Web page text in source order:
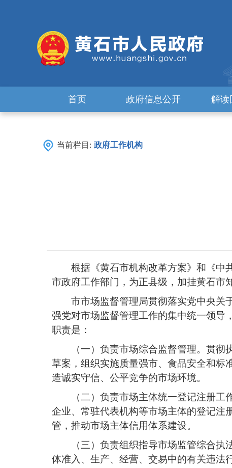
首页 政府信息公开 解读
当前栏目: 政府工作机构
根据《黄石市机构改革方案》和《中
市政府工作部门，为正县级，加挂黄石市
市市场监督管理局贯彻落实党中央关
强党对市场监督管理工作的集中统一领导
职责是：
（一）负责市场综合监督管理。贯
草案，组织实施质量强市、食品安全和标
造诚实守信、公平竞争的市场环境。
（二）负责市场主体统一登记注册
企业、常驻代表机构等市场主体的登记注
管，推动市场主体信用体系建设。
（三）负责组织指导市场监管综合
体准入、生产、经营、交易中的有关违法